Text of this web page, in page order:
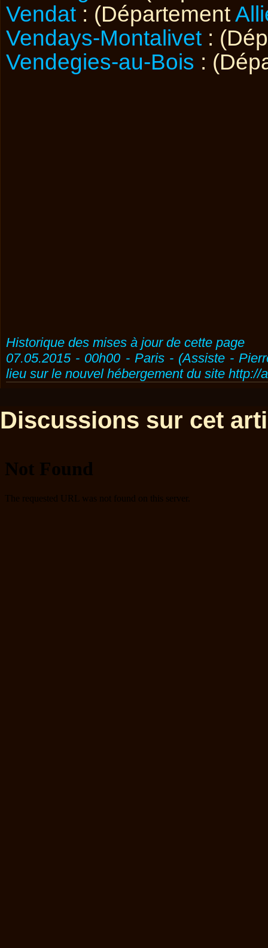
Vendat : (Département
Vendays-Montalivet :
Vendegies-au-Bois :
Historique des mises à jour de cette page
07.05.2015 - 00h00 - Paris - (Assiste -
lieu sur le nouvel hébergement du site http://
Discussions sur cet